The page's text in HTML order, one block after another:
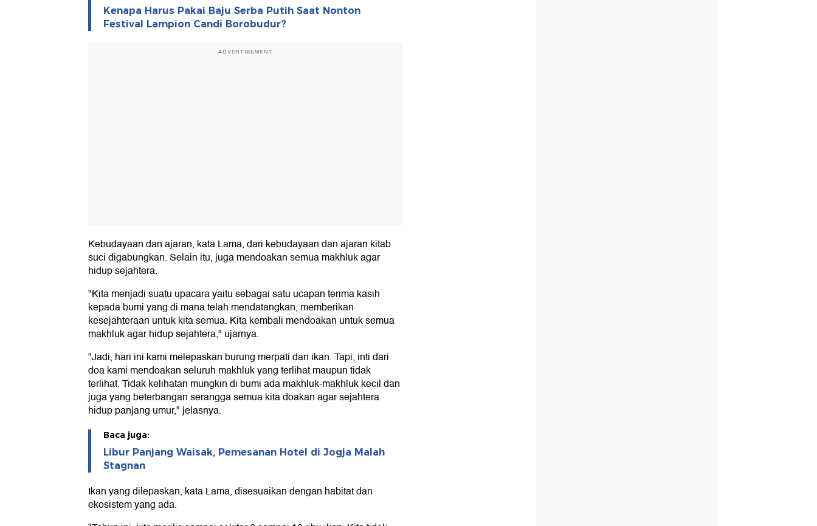
Kenapa Harus Pakai Baju Serba Putih Saat Nonton
Festival Lampion Candi Borobudur?
ADVERTISEMENT
Kebudayaan dan ajaran, kata Lama, dari kebudayaan dan ajaran kitab
suci digabungkan. Selain itu, juga mendoakan semua makhluk agar
hidup sejahtera.
"Kita menjadi suatu upacara yaitu sebagai satu ucapan terima kasih
kepada bumi yang di mana telah mendatangkan, memberikan
kesejahteraan untuk kita semua. Kita kembali mendoakan untuk semua
makhluk agar hidup sejahtera," ujarnya.
"Jadi, hari ini kami melepaskan burung merpati dan ikan. Tapi, inti dari
doa kami mendoakan seluruh makhluk yang terlihat maupun tidak
terlihat. Tidak kelihatan mungkin di bumi ada makhluk-makhluk kecil dan
juga yang beterbangan serangga semua kita doakan agar sejahtera
hidup panjang umur," jelasnya.
Baca juga:
Libur Panjang Waisak, Pemesanan Hotel di Jogja Malah
Stagnan
Ikan yang dilepaskan, kata Lama, disesuaikan dengan habitat dan
ekosistem yang ada.